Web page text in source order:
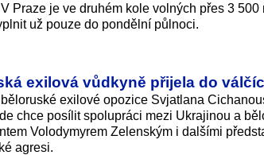
Praze je ve druhém kole volných přes 3
už pouze do pondělní půlnoci.
exilová vůdkyně přijela do
exilové opozice Svjatlana
chce posílit spolupráci mezi Ukrajinou a
Volodymyrem Zelenským i dalšími
agresi.